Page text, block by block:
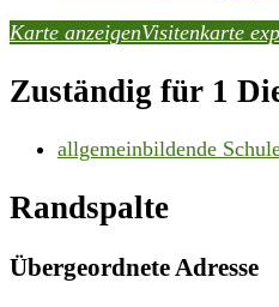
Karte anzeigenVisitenkarte
Zuständig für 1
allgemeinbildende
Randspalte
Übergeordnete Adresse